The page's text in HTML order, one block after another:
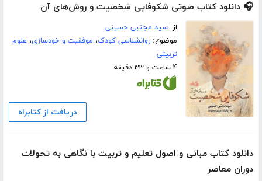
🎧 دانلود کتاب صوتی شکوفایی شخصیت و روش‌های آن
از:سید مجتبی حسینی
موضوع:روانشناسی کودک، موفقیت و خودسازی، علوم
تربیتی
۴ ساعت و ۳۳ دقیقه
دریافت از کتابراه
دانلود کتاب مبانی و اصول تعلیم و تربیت با نگاهی به تحولات
دوران معاصر